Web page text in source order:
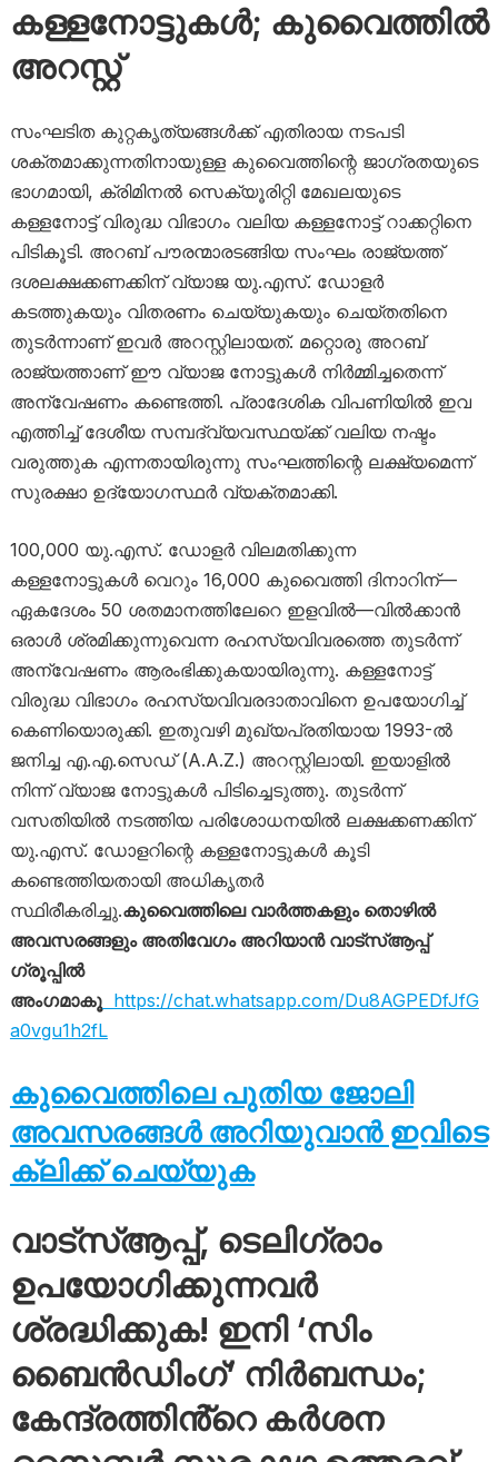
കള്ളനോട്ടുകള്‍; കുവൈത്തില്‍
അറസ്റ്റ്
സംഘടിത കുറ്റകൃത്യങ്ങൾക്ക് എതിരായ നടപടി
ശക്തമാക്കുന്നതിനായുള്ള കുവൈത്തിന്റെ ജാഗ്രതയുടെ
ഭാഗമായി, ക്രിമിനൽ സെക്യൂരിറ്റി മേഖലയുടെ
കള്ളനോട്ട് വിരുദ്ധ വിഭാഗം വലിയ കള്ളനോട്ട് റാക്കറ്റിനെ
പിടികൂടി. അറബ് പൗരന്മാരടങ്ങിയ സംഘം രാജ്യത്ത്
ദശലക്ഷക്കണക്കിന് വ്യാജ യു.എസ്. ഡോളർ
കടത്തുകയും വിതരണം ചെയ്യുകയും ചെയ്തതിനെ
തുടര്‍ന്നാണ് ഇവർ അറസ്റ്റിലായത്. മറ്റൊരു അറബ്
രാജ്യത്താണ് ഈ വ്യാജ നോട്ടുകൾ നിർമ്മിച്ചതെന്ന്
അന്വേഷണം കണ്ടെത്തി. പ്രാദേശിക വിപണിയിൽ ഇവ
എത്തിച്ച് ദേശീയ സമ്പദ്‌വ്യവസ്ഥയ്ക്ക് വലിയ നഷ്ടം
വരുത്തുക എന്നതായിരുന്നു സംഘത്തിന്റെ ലക്ഷ്യമെന്ന്
സുരക്ഷാ ഉദ്യോഗസ്ഥർ വ്യക്തമാക്കി.
100,000 യു.എസ്. ഡോളർ വിലമതിക്കുന്ന
കള്ളനോട്ടുകൾ വെറും 16,000 കുവൈത്തി ദിനാറിന്—
ഏകദേശം 50 ശതമാനത്തിലേറെ ഇളവിൽ—വിൽക്കാൻ
ഒരാൾ ശ്രമിക്കുന്നുവെന്ന രഹസ്യവിവരത്തെ തുടർന്ന്
അന്വേഷണം ആരംഭിക്കുകയായിരുന്നു. കള്ളനോട്ട്
വിരുദ്ധ വിഭാഗം രഹസ്യവിവരദാതാവിനെ ഉപയോഗിച്ച്
കെണിയൊരുക്കി. ഇതുവഴി മുഖ്യപ്രതിയായ 1993-ൽ
ജനിച്ച എ.എ.സെഡ് (A.A.Z.) അറസ്റ്റിലായി. ഇയാളിൽ
നിന്ന് വ്യാജ നോട്ടുകൾ പിടിച്ചെടുത്തു. തുടര്‍ന്ന്
വസതിയിൽ നടത്തിയ പരിശോധനയിൽ ലക്ഷക്കണക്കിന്
യു.എസ്. ഡോളറിന്റെ കള്ളനോട്ടുകൾ കൂടി
കണ്ടെത്തിയതായി അധികൃതർ
സ്ഥിരീകരിച്ചു.കുവൈത്തിലെ വാർത്തകളും തൊഴിൽ
അവസരങ്ങളും അതിവേഗം അറിയാൻ വാട്സ്ആപ്പ്
ഗ്രൂപ്പിൽ
അംഗമാകൂhttps://chat.whatsapp.com/Du8AGPEDfJfG
a0vgu1h2fL
കുവൈത്തിലെ പുതിയ ജോലി
അവസരങ്ങൾ അറിയുവാൻ ഇവിടെ
ക്ലിക്ക് ചെയ്യുക
വാട്‌സ്ആപ്പ്, ടെലിഗ്രാം
ഉപയോഗിക്കുന്നവർ
ശ്രദ്ധിക്കുക! ഇനി ‘സിം
ബൈൻഡിംഗ്’ നിർബന്ധം;
കേന്ദ്രത്തിൻ്റെ കർശന